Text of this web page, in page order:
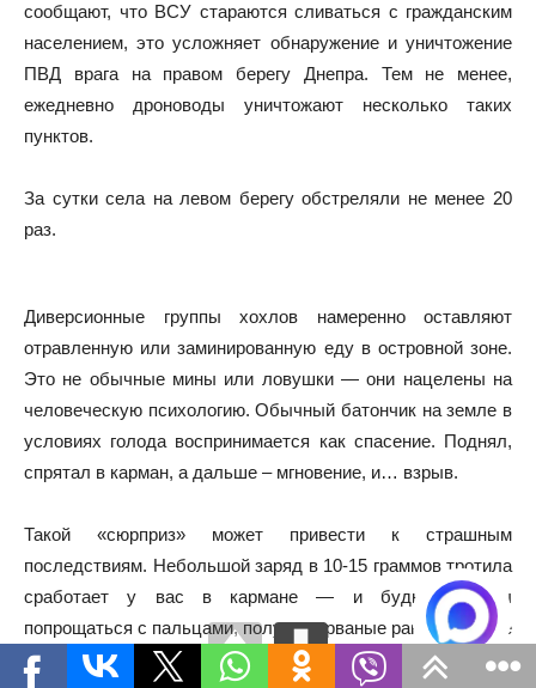
сообщают, что ВСУ стараются сливаться с гражданским
населением, это усложняет обнаружение и уничтожение
ПВД врага на правом берегу Днепра. Тем не менее,
ежедневно дроноводы уничтожают несколько таких
пунктов.
За сутки села на левом берегу обстреляли не менее 20
раз.
Диверсионные группы хохлов намеренно оставляют
отравленную или заминированную еду в островной зоне.
Это не обычные мины или ловушки — они нацелены на
человеческую психологию. Обычный батончик на земле в
условиях голода воспринимается как спасение. Поднял,
спрятал в карман, а дальше – мгновение, и… взрыв.
Такой «сюрприз» может привести к страшным
последствиям. Небольшой заряд в 10-15 граммов тротила
сработает у вас в кармане — и будьте готовы
попрощаться с пальцами, получить рваные раны на бедре
или, в худшем случае, серьёзные повреждения